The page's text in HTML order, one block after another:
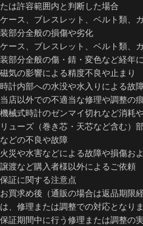
たは許容範囲内と判断した場合
ケース、ブレスレット、ベルト類、
装部分全般の損傷や劣化
ケース、ブレスレット、ベルト類、
装部分全般の傷・錆・変色など経年
磁気の影響による精度不良や止まり
時計内部への水没や水入りによる故
当店以外での不適当な修理や調整の
機械式時計のゼンマイ切れなど消耗
リューズ（巻き芯・天芯など含む）
などの不良や故障
火災や水害などによる故障や損傷お
譲渡など購入者様以外によるご依頼
保証に関する注意点
お買求め後（通販の場合は返品期限
は、修理または調整での対応となり
保証期間中に行う修理または調整の